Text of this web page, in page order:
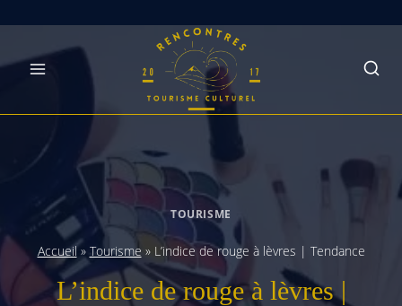
to
TOURISME
Accueil» Tourisme » L’indice de rouge à lèvres | Tendance
L’indice de rouge à lèvres |